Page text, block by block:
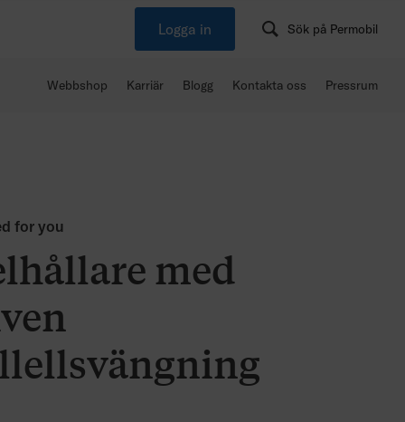
Logga in Sök på Permobil
Webbshop Karriär Blogg Kontakta oss Pressrum
for you
med